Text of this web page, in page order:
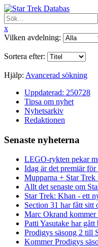
x
Vilken avdelning:
Sortera efter:
Hjälp: Avancerad sökning
Uppdaterad: 250728
Tipsa om nyhet
Nyhetsarkiv
Redaktionen
Senaste nyheterna
LEGO-rykten pekar
Idag är det premiär
Mupparna + Star Trek
Allt det senaste om
Star Trek: Khan - ett
Section 31 har fått
Marc Okrand
Patti Yasutake har gått
Prodigys säsong 2 till
Kommer Prodigys